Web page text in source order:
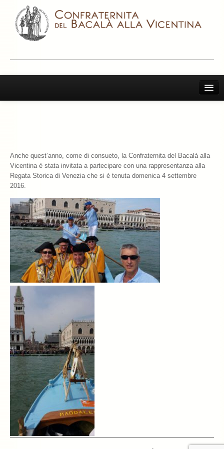
I Vini Consigliati
Storia e Leggenda
La Confraternita
Archivio 2019
Archivio 2018
Archivio 2017
Archivio 2010-2016
Archivio Confraternita del Bacalà
Bacalà Club
Sulla Rotta del Bacalà – Via Querinissima
La Ricetta
I Ristoranti
Contatti
Anche quest’anno, come di consueto, la Confraternita del Bacalà alla
Vicentina è stata invitata a partecipare con una rappresentanza alla
Regata Storica di Venezia che si è tenuta domenica 4 settembre
2016.